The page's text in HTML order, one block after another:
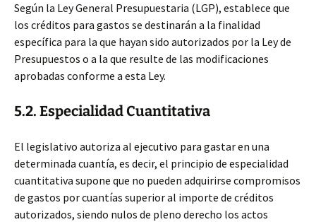
Según la Ley General Presupuestaria (LGP), establece que
los créditos para gastos se destinarán a la finalidad
específica para la que hayan sido autorizados por la Ley de
Presupuestos o a la que resulte de las modificaciones
aprobadas conforme a esta Ley.
5.2. Especialidad Cuantitativa
El legislativo autoriza al ejecutivo para gastar en una
determinada cuantía, es decir, el principio de especialidad
cuantitativa supone que no pueden adquirirse compromisos
de gastos por cuantías superior al importe de créditos
autorizados, siendo nulos de pleno derecho los actos